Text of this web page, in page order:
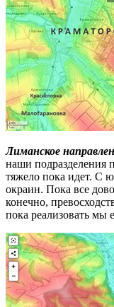
Лиманское
наши подразделения
тяжело пока идет. С
окраин. Пока все
конечно,
пока реализовать мы